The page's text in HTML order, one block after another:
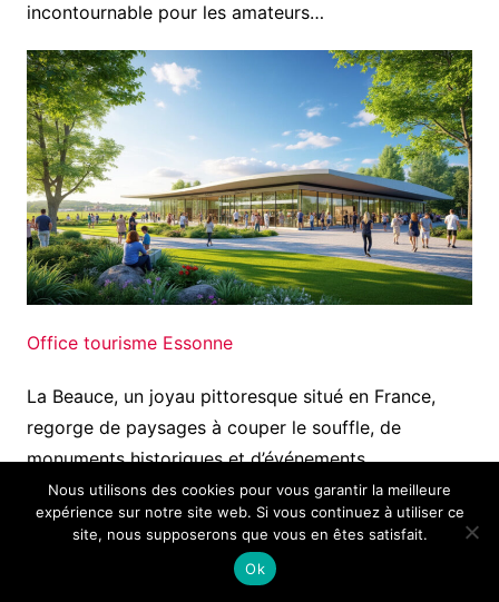
incontournable pour les amateurs…
Office tourisme Essonne
La Beauce, un joyau pittoresque situé en France,
regorge de paysages à couper le souffle, de
monuments historiques et d’événements…
Nous utilisons des cookies pour vous garantir la meilleure
expérience sur notre site web. Si vous continuez à utiliser ce
site, nous supposerons que vous en êtes satisfait.
Ok